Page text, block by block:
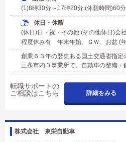
(1)8時30分～17時20分 (休憩時間)60
休日・休暇
(休日)日・祝・その他 (その他休日)会
程度休み有 年末年始、ＧＷ、お盆 (
創業６３年の歴史ある国土交通省指定
三条市内３事業所で、自動車の整備・
転職サポートの
ご相談はこちら
詳細をみる
株式会社 東栄自動車